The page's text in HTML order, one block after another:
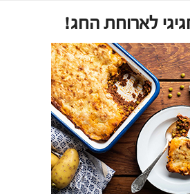
לארוחת החג!